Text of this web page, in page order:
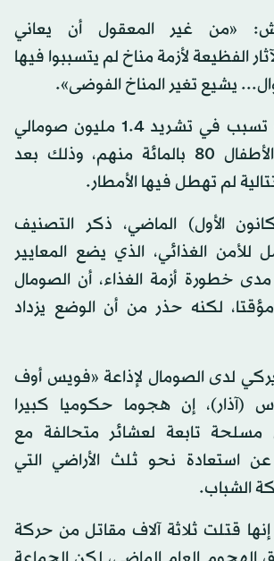
«من غير المعقول أن يعاني
الفظيعة لأزمة مناخ لم يتسببوا فيها
يشيع تغير المناخ الفوضى».
وذكر أن الجفاف تسبب في تشريد 1.4 مليون صومالي
تشكل النساء والأطفال 80 بالمائة منهم، وذلك بعد
لم تهطل فيها الأمطار.
الأول) الماضي، ذكر التصنيف
للأمن الغذائي، الذي يضع المعايير
مدى خطورة أزمة الغذاء، أن الصومال
لكنه حذر من أن الوضع يزداد
لدى الصومال لإذاعة «فويس أوف
(آذار)، إن هجوما حكوميا كبيرا
مسلحة تابعة لعشائر متحالفة مع
استعادة نحو ثلث الأراضي التي
الشباب.
قتلت ثلاثة آلاف مقاتل من حركة